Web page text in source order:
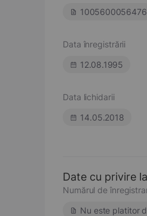
1005600056476
Data înregistrării
12.08.1995
Data lichidarii
14.05.2018
Date cu privire
Numărul de
Nu este platitor